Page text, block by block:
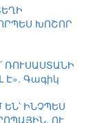
ԽՈՇՈՐ
ՌՈՒՍԱՍՏԱՆԻ
Է». Գագիկ
ԻՆՉՊԵՍ
ՈՒ